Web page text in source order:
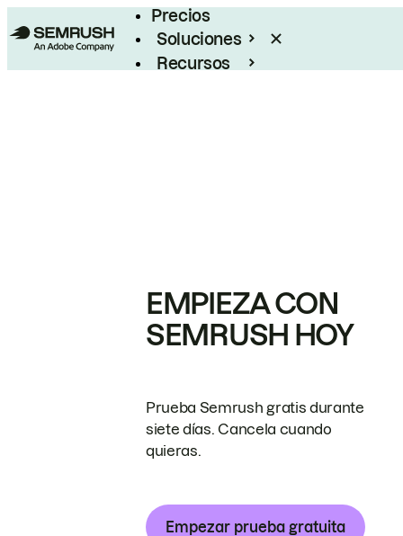
Precios
Soluciones
Recursos
EMPIEZA CON
SEMRUSH HOY
Prueba Semrush gratis durante
siete días. Cancela cuando
quieras.
Empezar prueba gratuita